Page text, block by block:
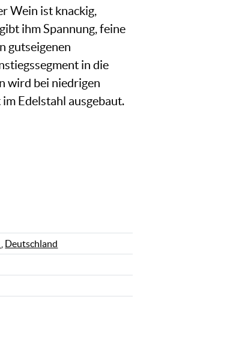
Wein ist knackig,
ihm Spannung, feine
gutseigenen
in die
wird bei niedrigen
Edelstahl ausgebaut.
Deutschland